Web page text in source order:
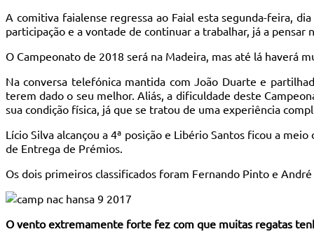
A comitiva faialense regressa ao Faial esta segunda-feira,
participação e a vontade de continuar a trabalhar, já a pensar
O Campeonato de 2018 será na Madeira, mas até lá haverá
Na conversa telefónica mantida com João Duarte e
terem dado o seu melhor. Aliás, a dificuldade deste
sua condição física, já que se tratou de uma experiência
Lício Silva alcançou a 4ª posição e Libério Santos ficou a
de Entrega de Prémios.
Os dois primeiros classificados foram Fernando Pinto e
O vento extremamente forte fez com que muitas regatas